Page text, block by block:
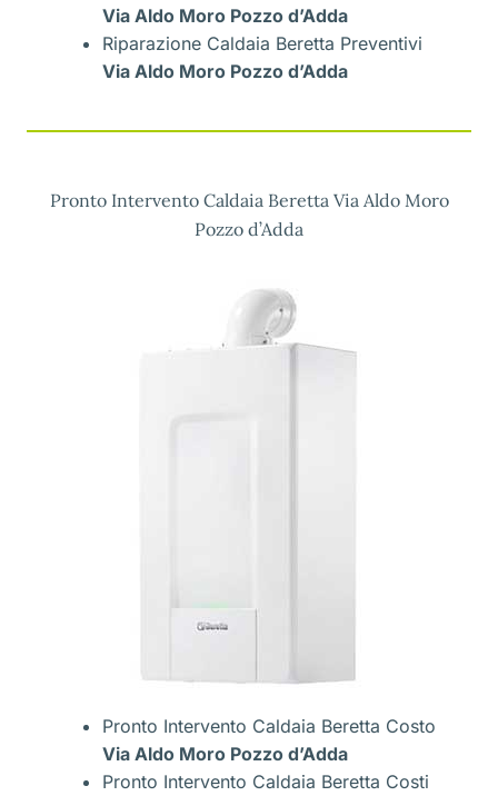
Via Aldo Moro Pozzo d’Adda
Riparazione Caldaia Beretta Preventivi
Via Aldo Moro Pozzo d’Adda
Pronto Intervento Caldaia Beretta Via Aldo Moro
Pozzo d’Adda
Pronto Intervento Caldaia Beretta Costo
Via Aldo Moro Pozzo d’Adda
Pronto Intervento Caldaia Beretta Costi